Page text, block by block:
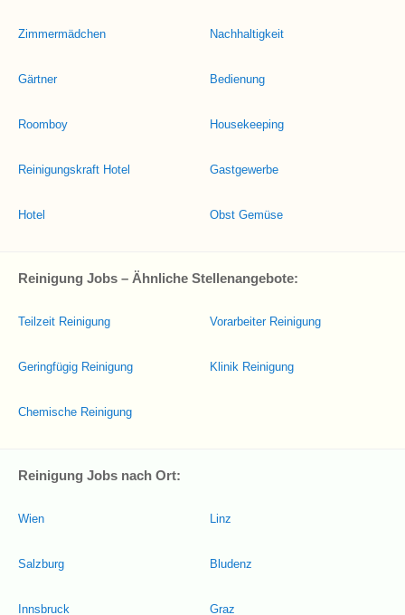
Zimmermädchen
Gärtner
Roomboy
Reinigungskraft Hotel
Hotel
Nachhaltigkeit
Bedienung
Housekeeping
Gastgewerbe
Obst Gemüse
Reinigung Jobs – Ähnliche Stellenangebote:
Teilzeit Reinigung
Geringfügig Reinigung
Chemische Reinigung
Vorarbeiter Reinigung
Klinik Reinigung
Reinigung Jobs nach Ort:
Wien
Salzburg
Innsbruck
Linz
Bludenz
Graz